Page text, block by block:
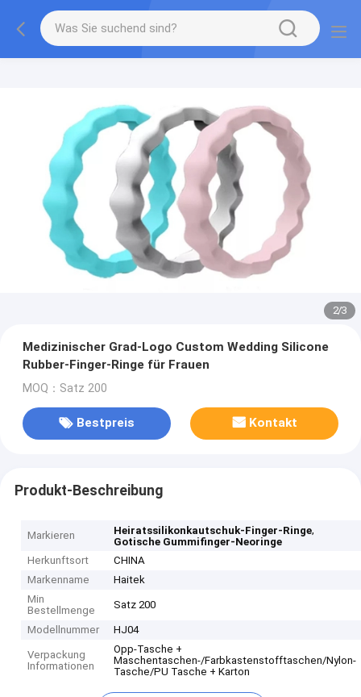
2/3
Medizinischer Grad-Logo Custom Wedding Silicone
Rubber-Finger-Ringe für Frauen
MOQ：Satz 200
Bestpreis Kontakt
Produkt-Beschreibung
Markieren Heiratssilikonkautschuk-Finger-Ringe,
Gotische Gummifinger-Neoringe
Herkunftsort
CHINA
Markenname
Haitek
Min
Bestellmenge
Satz 200
Modellnummer HJ04
Verpackung
Informationen
Opp-Tasche +
Maschentaschen-/Farbkastenstofftaschen/Nylon-
Tasche/PU Tasche + Karton